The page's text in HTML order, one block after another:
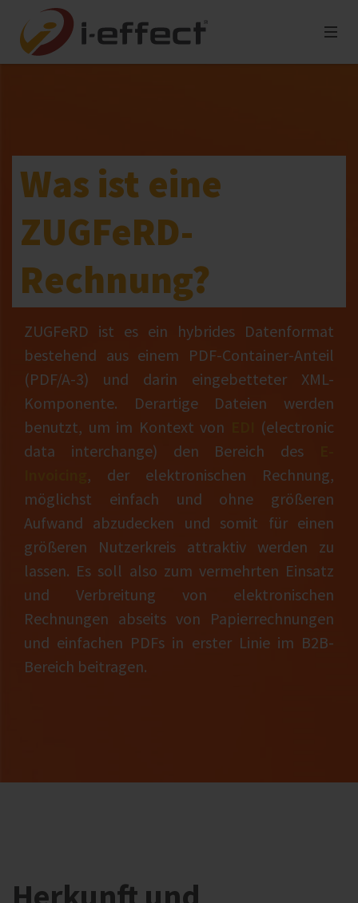
Was ist eine
ZUGFeRD-
Rechnung?
ZUGFeRD ist es ein hybrides Datenformat
bestehend aus einem PDF-Container-Anteil
(PDF/A-3) und darin eingebetteter XML-
Komponente. Derartige Dateien werden
benutzt, um im Kontext von
(electronic
data interchange) den Bereich des
, der elektronischen Rechnung,
möglichst einfach und ohne größeren
Aufwand abzudecken und somit für einen
größeren Nutzerkreis attraktiv werden zu
lassen. Es soll also zum vermehrten Einsatz
und Verbreitung von elektronischen
Rechnungen abseits von Papierrechnungen
und einfachen PDFs in erster Linie im B2B-
Bereich beitragen.